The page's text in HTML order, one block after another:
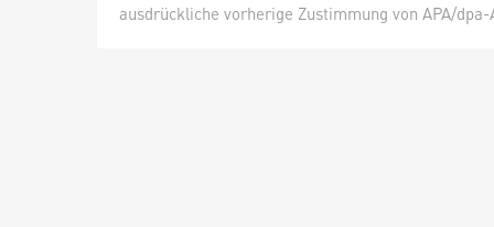
ausdrückliche vorherige Zustimmung von APA/